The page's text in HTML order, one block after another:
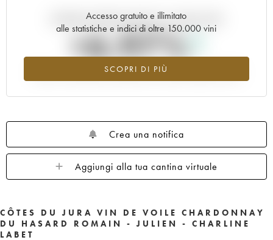
Accesso gratuito e illimitato
alle statistiche e indici di oltre 150.000 vini
SCOPRI DI PIÙ
Andamento della quotazione in tempo reale
+6.97%
Valore in aumento per l'annata 2015 nel 2026 rispetto al 2025
Crea una notifica
Aggiungi alla tua cantina virtuale
CÔTES DU JURA VIN DE VOILE CHARDONNAY
DU HASARD ROMAIN - JULIEN - CHARLINE
LABET